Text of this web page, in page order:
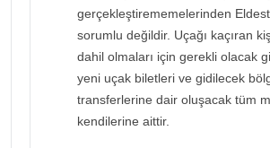
gerçekleştirememelerinden
sorumlu değildir. Uçağı kaçıran
dahil olmaları için gerekli olacak
yeni uçak biletleri ve gidilecek
transferlerine dair oluşacak tüm
kendilerine aittir.